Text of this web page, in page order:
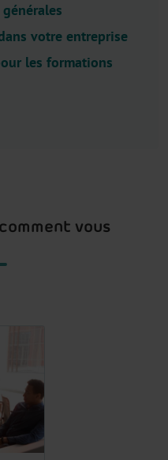
votre entreprise
les formations
vous